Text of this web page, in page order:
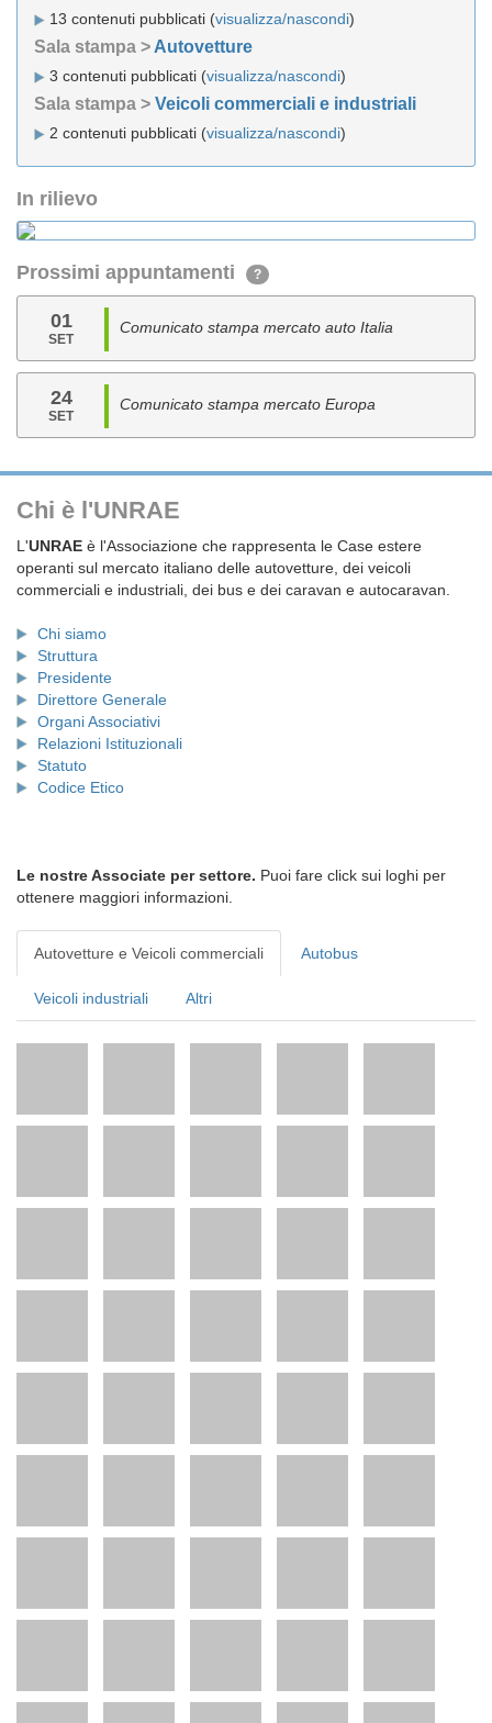
13 contenuti pubblicati (visualizza/nascondi)
Sala stampa > Autovetture
3 contenuti pubblicati (visualizza/nascondi)
Sala stampa > Veicoli commerciali e industriali
2 contenuti pubblicati (visualizza/nascondi)
In rilievo
Prossimi appuntamenti ?
01
SET
Comunicato stampa mercato auto Italia
24
SET
Comunicato stampa mercato Europa
Chi è l'UNRAE
L'UNRAE è l'Associazione che rappresenta le Case estere
operanti sul mercato italiano delle autovetture, dei veicoli
commerciali e industriali, dei bus e dei caravan e autocaravan.
Chi siamo
Struttura
Presidente
Direttore Generale
Organi Associativi
Relazioni Istituzionali
Statuto
Codice Etico
Le nostre Associate per settore. Puoi fare click sui loghi per
ottenere maggiori informazioni.
Autovetture e Veicoli commerciali Autobus
Veicoli industriali Altri